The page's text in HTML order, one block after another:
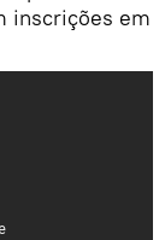
inscrições em